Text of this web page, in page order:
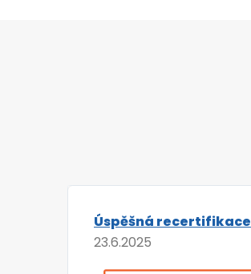
Úspěšná recertifikace
23.6.2025